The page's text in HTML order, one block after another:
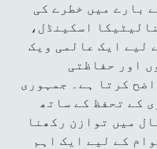
بارے میں خطرے کی
اسکینڈل،
لیے ایک عالمی ویک
اور حفاظتی
کرتا ہے۔ جمہوری
کے تحفظ کے ساتھ
میں توازن رکھنا
کے لیے ایک اہم